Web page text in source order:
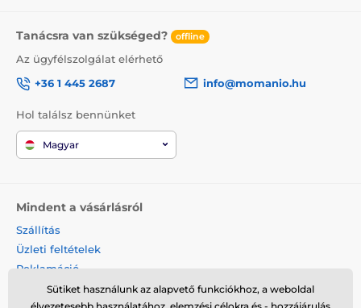
Tanácsra van szükséged? offline
Az ügyfélszolgálat elérhető
+36 1 445 2687
info@momanio.hu
Hol találsz bennünket
Magyar
Mindent a vásárlásról
Szállítás
Üzleti feltételek
Reklamáció
Termék visszaküldése
Sütiket használunk az alapvető funkciókhoz, a weboldal